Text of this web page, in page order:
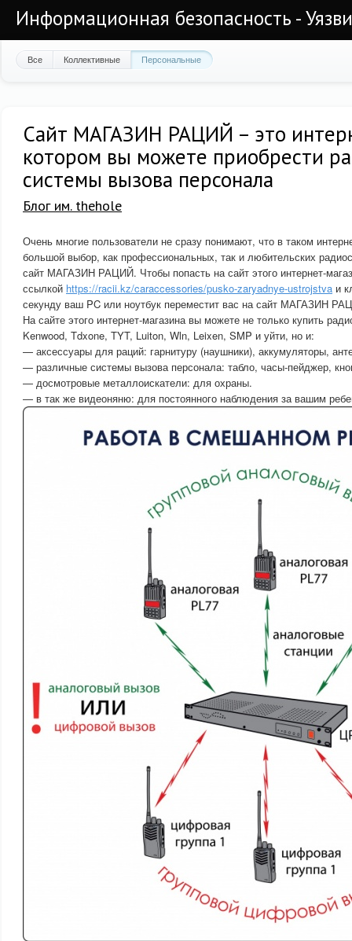
Информационная безопасность -
Все Коллективные Персональные
Сайт МАГАЗИН РАЦИЙ – это
котором вы можете приобрести
системы вызова персонала
Блог им. thehole
Очень многие пользователи не сразу понимают, что в таком
большой выбор, как профессиональных, так и любительских
сайт МАГАЗИН РАЦИЙ. Чтобы попасть на сайт этого интернет-
ссылкой https://racii.kz/caraccessories/pusko-zaryadnye-ustrojstva и
секунду ваш PC или ноутбук переместит вас на сайт МАГАЗИН
На сайте этого интернет-магазина вы можете не только купить
Kenwood, Tdxone, TYT, Luiton, Wln, Leixen, SMP и уйти, но и:
— аксессуары для раций: гарнитуру (наушники), аккумуляторы,
— различные системы вызова персонала: табло, часы-пейджер,
— досмотровые металлоискатели: для охраны.
— в так же видеоняню: для постоянного наблюдения за вашим